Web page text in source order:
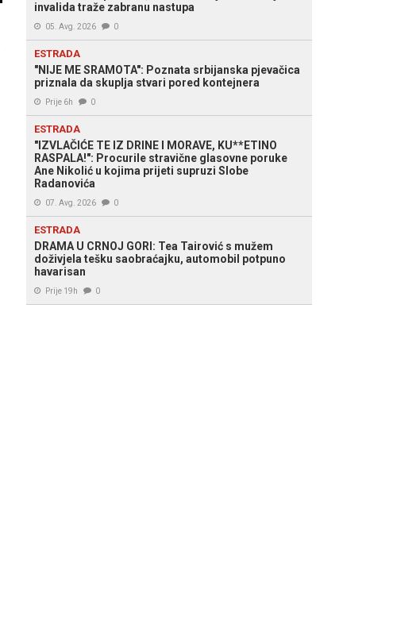
invalida traže zabranu nastupa
05. Avg. 2026 0
ESTRADA
"NIJE ME SRAMOTA": Poznata srbijanska pjevačica
priznala da skuplja stvari pored kontejnera
Prije 6h 0
ESTRADA
"IZVLAČIĆE TE IZ DRINE I MORAVE, KU**ETINO
RASPALA!": Procurile stravične glasovne poruke
Ane Nikolić u kojima prijeti supruzi Slobe
Radanovića
07. Avg. 2026 0
ESTRADA
DRAMA U CRNOJ GORI: Tea Tairović s mužem
doživjela tešku saobraćajku, automobil potpuno
havarisan
Prije 19h 0